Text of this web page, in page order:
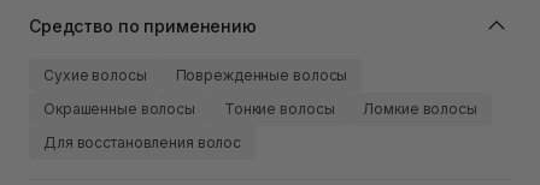
Средство по применению
Сухие волосы
Поврежденные волосы
Окрашенные волосы
Тонкие волосы
Ломкие волосы
Для восстановления волос